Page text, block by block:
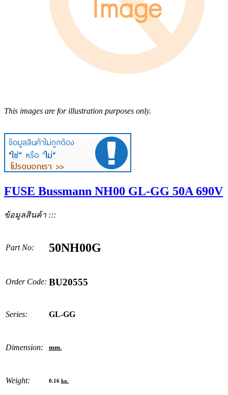
This images are for illustration purposes only.
FUSE Bussmann NH00 GL-GG 50A 690V
ข้อมูลสินค้า :::
Part No: 50NH00G
Order Code: BU20555
Series: GL-GG
Dimension: mm.
Weight: 0.16 kg.